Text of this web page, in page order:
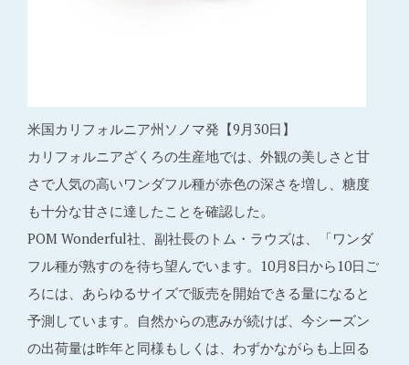
米国カリフォルニア州ソノマ発【9月30日】
カリフォルニアざくろの生産地では、外観の美しさと甘
さで人気の高いワンダフル種が赤色の深さを増し、糖度
も十分な甘さに達したことを確認した。
POM Wonderful社、副社長のトム・ラウズは、「ワンダ
フル種が熟すのを待ち望んでいます。10月8日から10日ご
ろには、あらゆるサイズで販売を開始できる量になると
予測しています。自然からの恵みが続けば、今シーズン
の出荷量は昨年と同様もしくは、わずかながらも上回る